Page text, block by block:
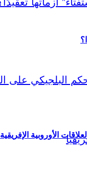
الأوروبية الإفريقية